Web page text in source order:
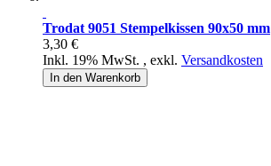
Trodat 9051 Stempelkissen 90x50 mm
3,30 €
Inkl. 19% MwSt. , exkl. Versandkosten
In den Warenkorb